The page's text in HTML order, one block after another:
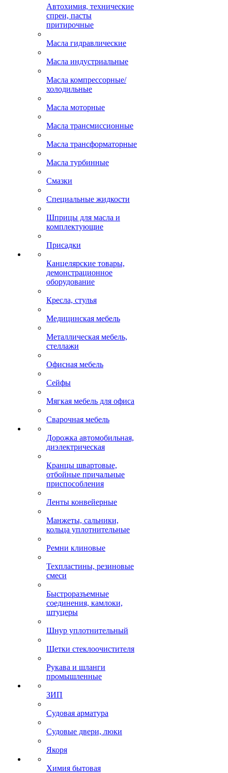
Автохимия, технические
спреи, пасты
притирочные
Масла гидравлические
Масла индустриальные
Масла компрессорные/
холодильные
Масла моторные
Масла трансмиссионные
Масла трансформаторные
Масла турбинные
Смазки
Специальные жидкости
Шприцы для масла и
комплектующие
Присадки
Канцелярские товары,
демонстрационное
оборудование
Кресла, стулья
Медицинская мебель
Металлическая мебель,
стеллажи
Офисная мебель
Сейфы
Мягкая мебель для офиса
Сварочная мебель
Дорожка автомобильная,
диэлектрическая
Кранцы швартовые,
отбойные причальные
приспособления
Ленты конвейерные
Манжеты, сальники,
кольца уплотнительные
Ремни клиновые
Техпластины, резиновые
смеси
Быстроразъемные
соединения, камлоки,
штуцеры
Шнур уплотнительный
Щетки стеклоочистителя
Рукава и шланги
промышленные
ЗИП
Судовая арматура
Судовые двери, люки
Якоря
Химия бытовая